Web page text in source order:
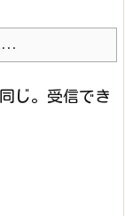
...
じ。受信でき